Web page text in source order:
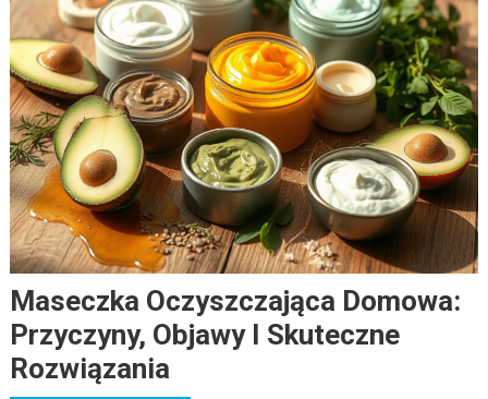
Maseczka Oczyszczająca Domowa:
Przyczyny, Objawy I Skuteczne
Rozwiązania